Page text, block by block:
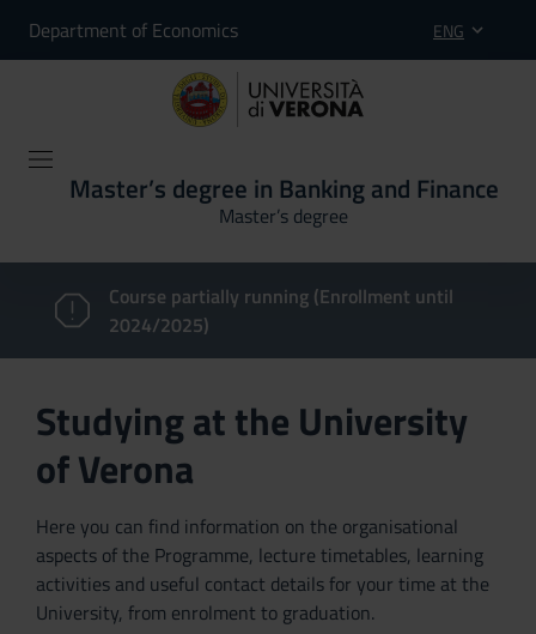
Department of Economics ENG
Master’s degree in Banking and Finance
Master’s degree
Course partially running (Enrollment until
2024/2025)
Studying at the University
of Verona
Here you can find information on the organisational
aspects of the Programme, lecture timetables, learning
activities and useful contact details for your time at the
University, from enrolment to graduation.